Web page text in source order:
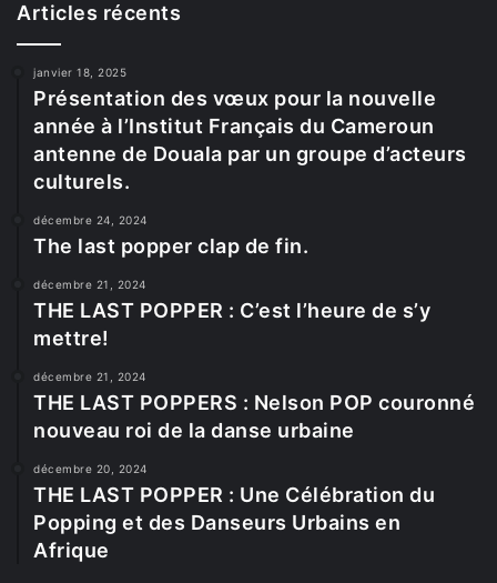
Articles récents
janvier 18, 2025
Présentation des vœux pour la nouvelle
année à l’Institut Français du Cameroun
antenne de Douala par un groupe d’acteurs
culturels.
décembre 24, 2024
The last popper clap de fin.
décembre 21, 2024
THE LAST POPPER : C’est l’heure de s’y
mettre!
décembre 21, 2024
THE LAST POPPERS : Nelson POP couronné
nouveau roi de la danse urbaine
décembre 20, 2024
THE LAST POPPER : Une Célébration du
Popping et des Danseurs Urbains en
Afrique